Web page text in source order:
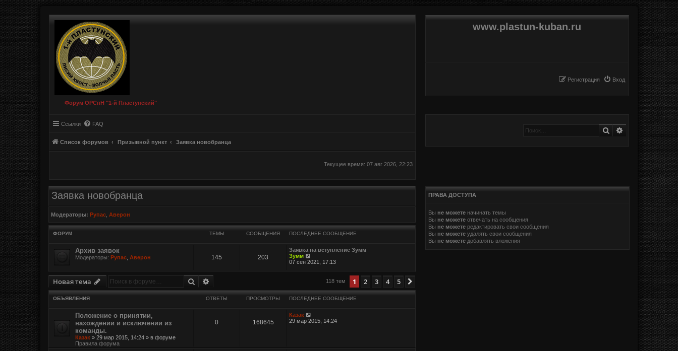
Форум ОРСпН "1-й Пластунский"
www.plastun-kuban.ru
Вход
Регистрация
Ссылки FAQ
Список форумов Призывной пункт Заявка новобранца
Поиск Расширенный
Текущее время: 07 авг 2026, 22:23
Заявка новобранца
Модераторы: Рупас ,Аверон
ФОРУМ ТЕМЫ СООБЩЕНИЯ ПОСЛЕДНЕЕ СООБЩЕНИЕ
Архив заявок
Модераторы: Рупас Аверон 145 203
Заявка на вступление Зумм
Зумм
е
е
и
к
о
л
07 сен 2021, 17:13
Новая тема Поиск 118 тем 1 2 3 4 5
ОБЪЯВЛЕНИЯ ОТВЕТЫ ПРОСМОТРЫ ПОСЛЕДНЕЕ СООБЩЕНИЕ
Положение о принятии,
нахождении и исключении из
команды.
Казак » 29 мар 2015, 14:24 » в форуме
Правила форума
0 168645
Казак
29 мар 2015, 14:24
ПРАВА ДОСТУПА
Вы не можетеначинать темы
Вы не можетеотвечать на сообщения
Вы не можетередактировать свои сообщения
Вы не можетеудалять свои сообщения
Вы не можетедобавлять вложения